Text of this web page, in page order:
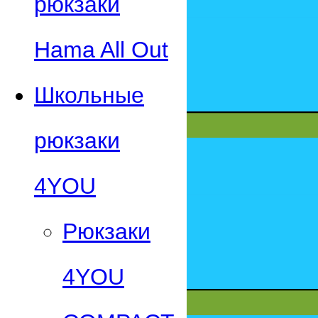
Hama All Out
Школьные
рюкзаки
4YOU
Рюкзаки
4YOU